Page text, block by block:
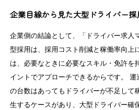
企業目線から見た大型ドライバー採
企業側の結論として、「ドライバー求人
型採用は、採用コスト削減と稼働率向上
は、必要なときに必要なスキル・免許を
イントでアプローチできるからです。 運
の台数はあってもドライバーが不足して
生するケースがあり、大型ドライバー確